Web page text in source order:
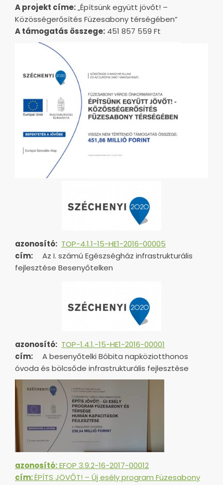
A projekt címe:„Építsünk együtt jövőt! –
Közösségerősítés Füzesabony térségében”
A támogatás összege: 451 857 559 Ft
azonosító: TOP-4.1.1-15-HE1-2016-00005
cím:
Az I. számú Egészségház infrastrukturális
fejlesztése Besenyőtelken
azonosító: TOP-1.4.1.-15-HE1-2016-00001
cím:
A besenyőtelki Bóbita napköziotthonos
óvoda és bölcsőde infrastrukturális fejlesztése
azonosító:EFOP 3.9.2-16-2017-00012
cím:ÉPÍTS JÖVŐT! – Új esély program Füzesabony